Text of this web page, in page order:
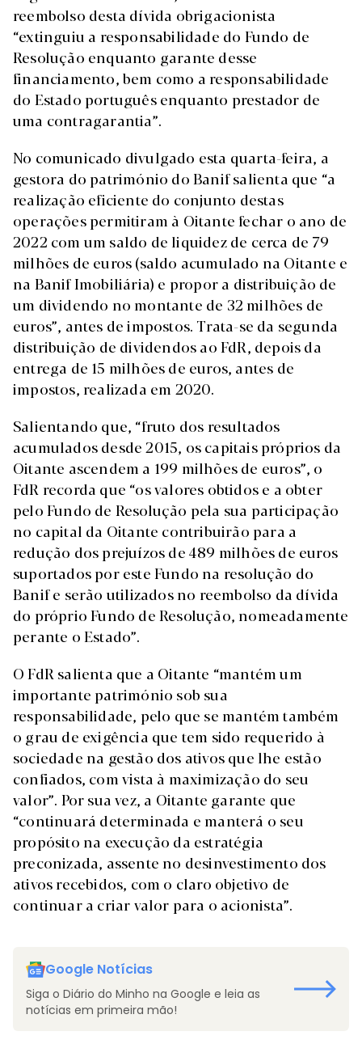
reembolso desta dívida obrigacionista
“extinguiu a responsabilidade do Fundo de
Resolução enquanto garante desse
financiamento, bem como a responsabilidade
do Estado português enquanto prestador de
uma contragarantia”.
No comunicado divulgado esta quarta-feira, a
gestora do património do Banif salienta que “a
realização eficiente do conjunto destas
operações permitiram à Oitante fechar o ano de
2022 com um saldo de liquidez de cerca de 79
milhões de euros (saldo acumulado na Oitante e
na Banif Imobiliária) e propor a distribuição de
um dividendo no montante de 32 milhões de
euros”, antes de impostos. Trata-se da segunda
distribuição de dividendos ao FdR, depois da
entrega de 15 milhões de euros, antes de
impostos, realizada em 2020.
Salientando que, “fruto dos resultados
acumulados desde 2015, os capitais próprios da
Oitante ascendem a 199 milhões de euros”, o
FdR recorda que “os valores obtidos e a obter
pelo Fundo de Resolução pela sua participação
no capital da Oitante contribuirão para a
redução dos prejuízos de 489 milhões de euros
suportados por este Fundo na resolução do
Banif e serão utilizados no reembolso da dívida
do próprio Fundo de Resolução, nomeadamente
perante o Estado”.
O FdR salienta que a Oitante “mantém um
importante património sob sua
responsabilidade, pelo que se mantém também
o grau de exigência que tem sido requerido à
sociedade na gestão dos ativos que lhe estão
confiados, com vista à maximização do seu
valor”. Por sua vez, a Oitante garante que
“continuará determinada e manterá o seu
propósito na execução da estratégia
preconizada, assente no desinvestimento dos
ativos recebidos, com o claro objetivo de
continuar a criar valor para o acionista”.
Google Notícias
Siga o Diário do Minho na Google e leia as
notícias em primeira mão!